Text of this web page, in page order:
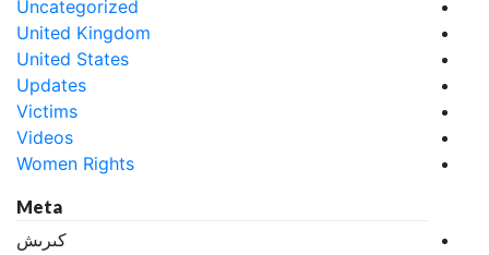
Uncategorized
United Kingdom
United States
Updates
Victims
Videos
Women Rights
Meta
كىرىش